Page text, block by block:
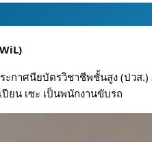
าศนียบัตรวิชาชีพชั้นสูง (ปวส.)
ยน เซะ เป็นพนักงานขับรถ